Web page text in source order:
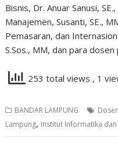
Bisnis, Dr. Anuar Sanusi,
Manajemen, Susanti, SE.,
Pemasaran, dan
S.Sos., MM, dan para
253 total views , 1
BANDAR LAMPUNG
Lampung, Institut Informatika dan